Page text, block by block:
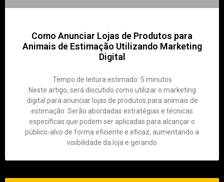
Como Anunciar Lojas de Produtos para
Animais de Estimação Utilizando Marketing
Digital
Tempo de leitura estimado: 5 minutos
Neste artigo, será discutido como utilizar o marketing
digital para anunciar lojas de produtos para animais de
estimação. Serão abordadas estratégias e técnicas
específicas que podem ser aplicadas para alcançar o
público-alvo de forma eficiente e eficaz, aumentando a
visibilidade da loja e gerando